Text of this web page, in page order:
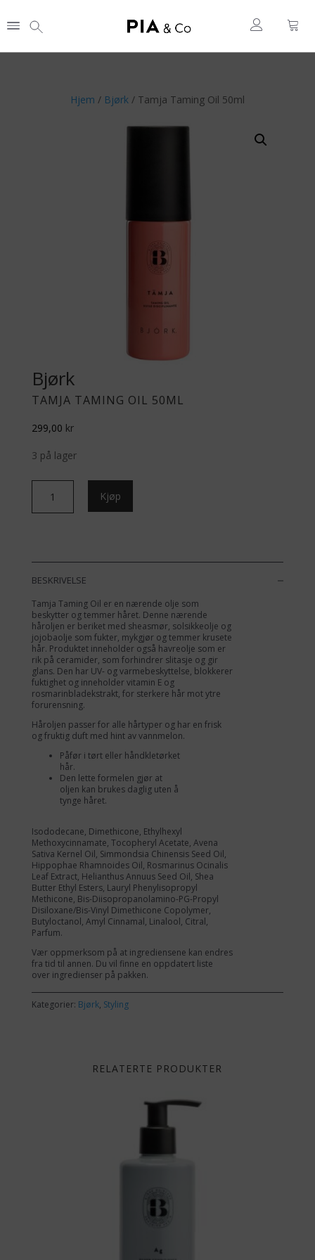
Hjem / Bjørk/ Tamja Taming Oil 50ml
Bjørk
TAMJA TAMING OIL 50ML
299,00 kr
3 på lager
Taming
Kjøp
BESKRIVELSE
Tamja Taming Oil er en nærende olje som
beskytter og temmer håret. Denne nærende
håroljen er beriket med sheasmør, solsikkeolje og
jojobaolje som fukter, mykgjør og temmer krusete
hår. Produktet inneholder også havreolje som er
rik på ceramider, som forhindrer slitasje og gir
glans. Den har UV- og varmebeskyttelse, blokkerer
fuktighet og inneholder vitamin E og
rosmarinbladekstrakt, for sterkere hår mot ytre
forurensning.
Håroljen passer for alle hårtyper og har en frisk
og fruktig duft med hint av vannmelon.
Påfør i tørt eller håndkletørket
hår.
Den lette formelen gjør at
oljen kan brukes daglig uten å
tynge håret.
Isododecane, Dimethicone, Ethylhexyl
Methoxycinnamate, Tocopheryl Acetate, Avena
Sativa Kernel Oil, Simmondsia Chinensis Seed Oil,
Hippophae Rhamnoides Oil, Rosmarinus Ocinalis
Leaf Extract, Helianthus Annuus Seed Oil, Shea
Butter Ethyl Esters, Lauryl Phenylisopropyl
Methicone, Bis-Diisopropanolamino-PG-Propyl
Disiloxane/Bis-Vinyl Dimethicone Copolymer,
Butyloctanol, Amyl Cinnamal, Linalool, Citral,
Parfum.
Vær oppmerksom på at ingrediensene kan endres
fra tid til annen. Du vil finne en oppdatert liste
over ingredienser på pakken.
Kategorier: Bjørk, Styling
RELATERTE PRODUKTER